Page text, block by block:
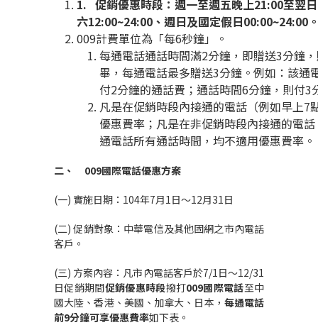
1. 促銷優惠時段：週一至週五晚上21:00至翌
六12:00~24:00、週日及國定假日00:00~24:00
009計費單位為「每6秒鐘」。
每通電話通話時間滿2分鐘，即贈送3分鐘
畢，每通電話最多贈送3分鐘。例如：該通
付2分鐘的通話費；通話時間6分鐘，則付3
凡是在促銷時段內接通的電話（例如早上
優惠費率；凡是在非促銷時段內接通的電
通電話所有通話時間，均不適用優惠費率。
二、 009國際電話優惠方案
(一) 實施日期：104年7月1日～12月31日
(二) 促銷對象：中華電信及其他固網之市內電話
客戶。
(三) 方案內容：凡市內電話客戶於7/1日～12/31
日促銷期間促銷優惠時段撥打009國際電話至中
國大陸、香港、美國、加拿大、日本， 每通電話
前9分鐘可享優惠費率如下表。